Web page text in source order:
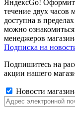
ЯндексGo!
течение двух часов
доступна в
можно
менеджеров
Подписка на
Подпишитесь на
акции нашего
Новости